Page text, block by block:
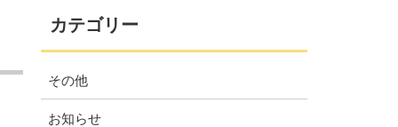
カテゴリー
その他
お知らせ